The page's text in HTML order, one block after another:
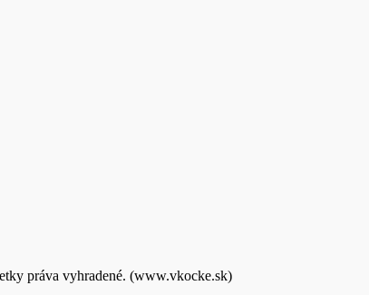
práva vyhradené. (www.vkocke.sk)